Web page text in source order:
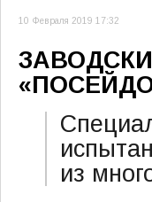
10 Февраля 2019 17:32
из